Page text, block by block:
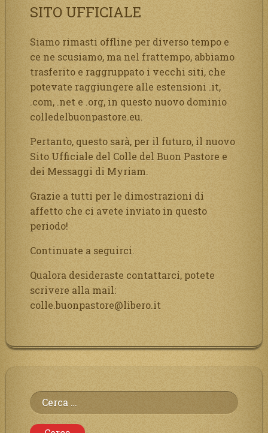
SITO UFFICIALE
Siamo rimasti offline per diverso tempo e
ce ne scusiamo, ma nel frattempo, abbiamo
trasferito e raggruppato i vecchi siti, che
potevate raggiungere alle estensioni .it,
.com, .net e .org, in questo nuovo dominio
colledelbuonpastore.eu.
Pertanto, questo sarà, per il futuro, il nuovo
Sito Ufficiale del Colle del Buon Pastore e
dei Messaggi di Myriam.
Grazie a tutti per le dimostrazioni di
affetto che ci avete inviato in questo
periodo!
Continuate a seguirci.
Qualora desideraste contattarci, potete
scrivere alla mail:
colle.buonpastore@libero.it
Ricerca
per: